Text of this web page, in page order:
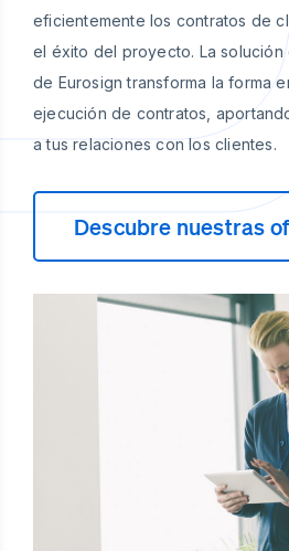
eficientemente los contratos de
el éxito del proyecto. La solución
de Eurosign transforma la forma
ejecución de contratos,
a tus relaciones con los clientes.
Descubre nuestras